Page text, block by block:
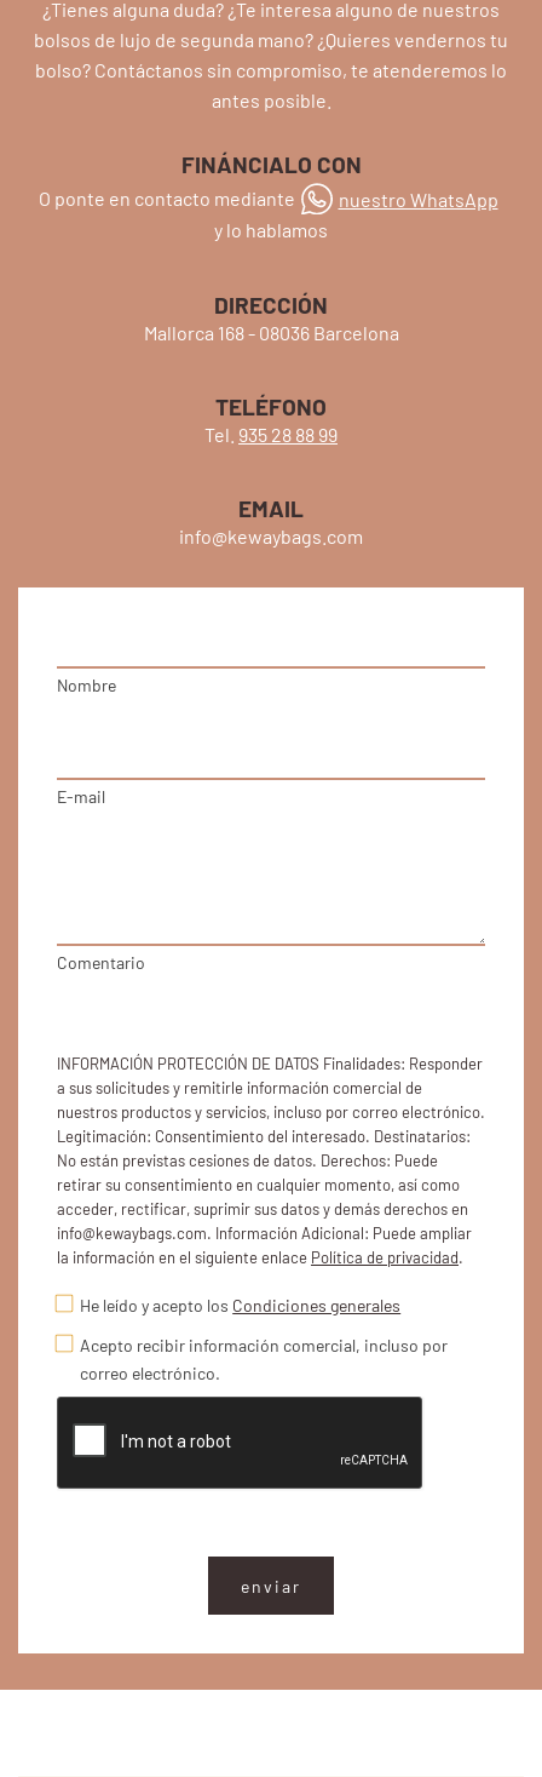
¿Tienes alguna duda? ¿Te interesa alguno de nuestros
bolsos de lujo de segunda mano? ¿Quieres vendernos tu
bolso? Contáctanos sin compromiso, te atenderemos lo
antes posible.
FINÁNCIALO CON
O ponte en contacto mediante
nuestro WhatsApp
y lo hablamos
DIRECCIÓN
Mallorca 168 - 08036 Barcelona
TELÉFONO
Tel. 935 28 88 99
EMAIL
info@kewaybags.com
Nombre
E-mail
Comentario
INFORMACIÓN PROTECCIÓN DE DATOS Finalidades: Responder
a sus solicitudes y remitirle información comercial de
nuestros productos y servicios, incluso por correo electrónico.
Legitimación: Consentimiento del interesado. Destinatarios:
No están previstas cesiones de datos. Derechos: Puede
retirar su consentimiento en cualquier momento, así como
acceder, rectificar, suprimir sus datos y demás derechos en
info@kewaybags.com. Información Adicional: Puede ampliar
la información en el siguiente enlace Política de privacidad.
He leído y acepto los Condiciones generales
Acepto recibir información comercial, incluso por
correo electrónico.